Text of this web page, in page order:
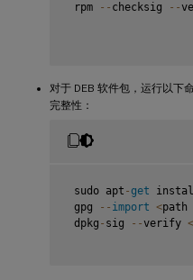
rpm
-- checksig --
对于 DEB 软件包，运行以下
完整性：
sudo apt -get
gpg
-- import <
dpkg - sig --verify <